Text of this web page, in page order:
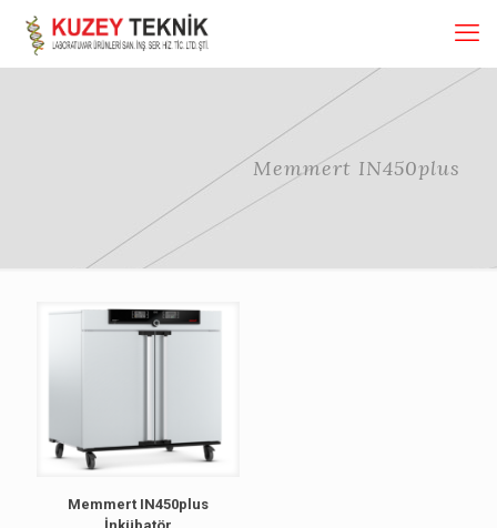
Memmert IN450plus
Memmert IN450plus